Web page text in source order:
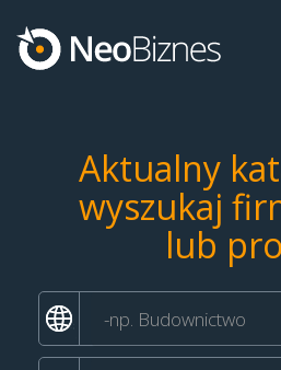
Aktualny
wyszukaj
lub